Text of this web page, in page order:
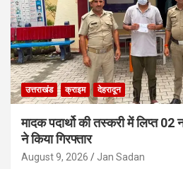
उत्तराखंड क्राइम देहरादून
मादक पदार्थो की तस्करी में लिप्त
ने किया गिरफ्तार
August 9, 2026 Jan Sadan